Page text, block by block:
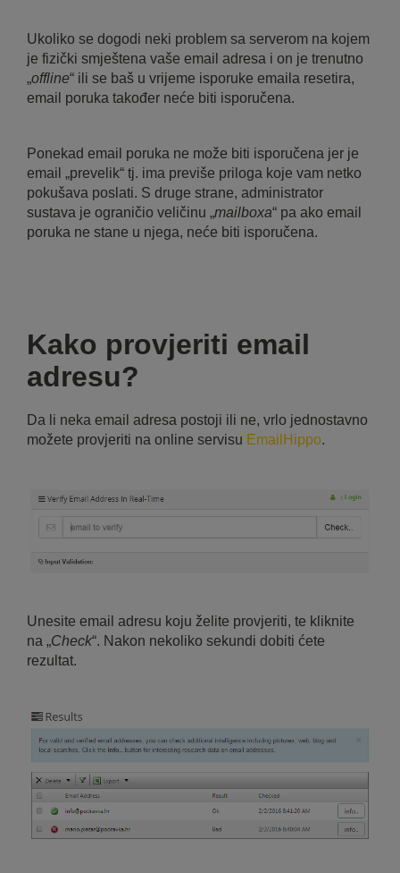
Ukoliko se dogodi neki problem sa serverom na kojem
je fizički smještena vaše email adresa i on je trenutno
„offline“ ili se baš u vrijeme isporuke emaila resetira,
email poruka također neće biti isporučena.
Ponekad email poruka ne može biti isporučena jer je
email „prevelik“ tj. ima previše priloga koje vam netko
pokušava poslati. S druge strane, administrator
sustava je ograničio veličinu „mailboxa“ pa ako email
poruka ne stane u njega, neće biti isporučena.
Kako provjeriti email
adresu?
Da li neka email adresa postoji ili ne, vrlo jednostavno
možete provjeriti na online servisu EmailHippo.
Unesite email adresu koju želite provjeriti, te kliknite
na „Check“. Nakon nekoliko sekundi dobiti ćete
rezultat.